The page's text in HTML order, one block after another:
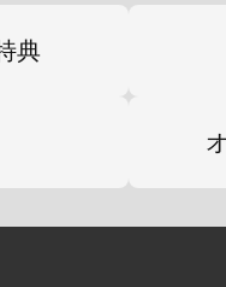
典